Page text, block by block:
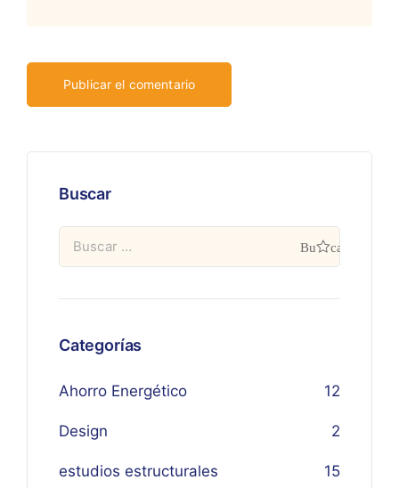
Buscar
Categorías
Ahorro Energético 12
Design 2
estudios estructurales 15